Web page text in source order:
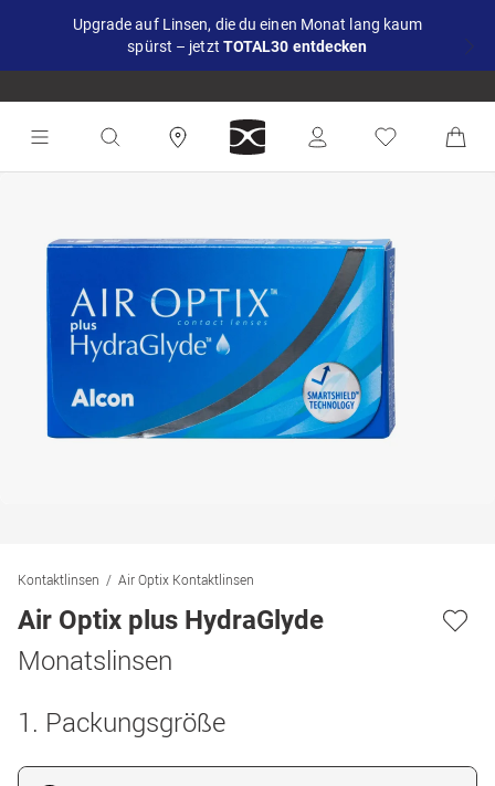
Upgrade auf Linsen, die du einen Monat lang kaum
spürst – jetzt TOTAL30 entdecken
Kontaktlinsen Air Optix Kontaktlinsen
Air Optix plus HydraGlyde
Monatslinsen
1. Packungsgröße